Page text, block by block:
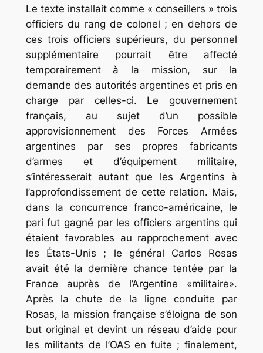
Le texte installait comme « conseillers » trois
officiers du rang de colonel ; en dehors de
ces trois officiers supérieurs, du personnel
supplémentaire pourrait être affecté
temporairement à la mission, sur la
demande des autorités argentines et pris en
charge par celles-ci. Le gouvernement
français, au sujet d’un possible
approvisionnement des Forces Armées
argentines par ses propres fabricants
d’armes et d’équipement militaire,
s’intéresserait autant que les Argentins à
l’approfondissement de cette relation. Mais,
dans la concurrence franco-américaine, le
pari fut gagné par les officiers argentins qui
étaient favorables au rapprochement avec
les États-Unis ; le général Carlos Rosas
avait été la dernière chance tentée par la
France auprès de l’Argentine «militaire».
Après la chute de la ligne conduite par
Rosas, la mission française s’éloigna de son
but original et devint un réseau d’aide pour
les militants de l’OAS en fuite ; finalement,